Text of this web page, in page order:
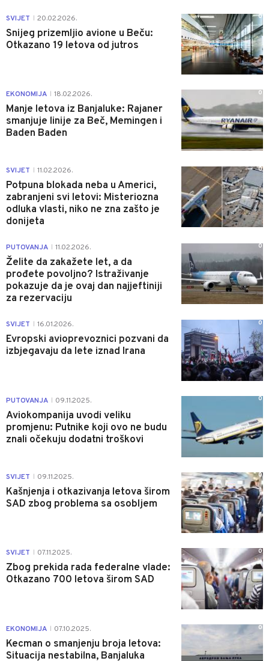
SVIJET 20.02.2026.
Snijeg prizemljio avione u Beču:
Otkazano 19 letova od jutros
0
EKONOMIJA 18.02.2026.
Manje letova iz Banjaluke: Rajaner
smanjuje linije za Beč, Memingen i
Baden Baden
0
SVIJET 11.02.2026.
Potpuna blokada neba u Americi,
zabranjeni svi letovi: Misteriozna
odluka vlasti, niko ne zna zašto je
donijeta
0
PUTOVANJA 11.02.2026.
Želite da zakažete let, a da
prođete povoljno? Istraživanje
pokazuje da je ovaj dan najjeftiniji
za rezervaciju
0
SVIJET 16.01.2026.
Evropski avioprevoznici pozvani da
izbjegavaju da lete iznad Irana
0
PUTOVANJA 09.11.2025.
Aviokompanija uvodi veliku
promjenu: Putnike koji ovo ne budu
znali očekuju dodatni troškovi
0
SVIJET 09.11.2025.
Kašnjenja i otkazivanja letova širom
SAD zbog problema sa osobljem
0
SVIJET 07.11.2025.
Zbog prekida rada federalne vlade:
Otkazano 700 letova širom SAD
0
EKONOMIJA 07.10.2025.
Kecman o smanjenju broja letova:
Situacija nestabilna, Banjaluka
0